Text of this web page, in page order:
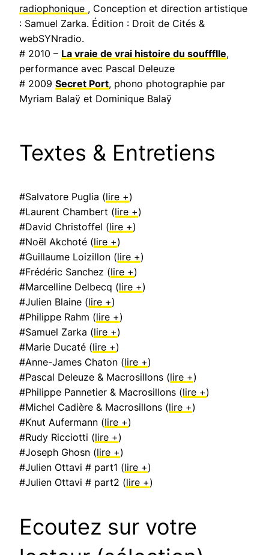
radiophonique , Conception et direction artistique
: Samuel Zarka. Édition : Droit de Cités &
webSYNradio.
# 2010 – La vraie de vrai histoire du souffflle,
performance avec Pascal Deleuze
# 2009 Secret Port, phono photographie par
Myriam Balaÿ et Dominique Balaÿ
Textes & Entretiens
#Salvatore Puglia (lire +)
#Laurent Chambert (lire +)
#David Christoffel (lire +)
#Noël Akchoté (lire +)
#Guillaume Loizillon (lire +)
#Frédéric Sanchez (lire +)
#Marcelline Delbecq (lire +)
#Julien Blaine (lire +)
#Philippe Rahm (lire +)
#Samuel Zarka (lire +)
#Marie Ducaté (lire +)
#Anne-James Chaton (lire +)
#Pascal Deleuze & Macrosillons (lire +)
#Philippe Pannetier & Macrosillons (lire +)
#Michel Cadière & Macrosillons (lire +)
#Knut Aufermann (lire +)
#Rudy Ricciotti (lire +)
#Joseph Ghosn (lire +)
#Julien Ottavi # part1 (lire +)
#Julien Ottavi # part2 (lire +)
Ecoutez sur votre